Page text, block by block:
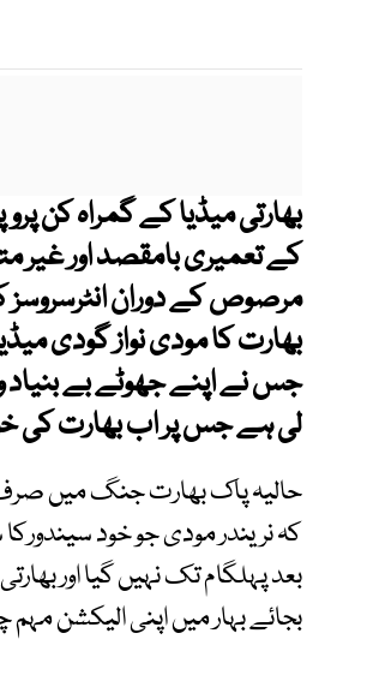
بھارتی میڈیا کے گمراہ کن
کے تعمیری بامقصد اور غیر
مرصوص کے دوران
بھارت کا مودی نواز گودی
جس نے اپنے جھوٹے بے
لی ہے جس پر اب بھارت کی
حالیہ پاک بھارت جنگ میں
کہ نریندر مودی جو خود
بعد پہلگام تک نہیں گیا اور
بجائے بہار میں اپنی الیکشن